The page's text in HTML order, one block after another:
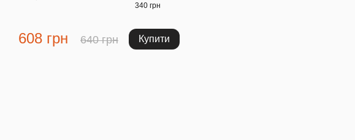
340 грн
608 грн 640 грн Купити